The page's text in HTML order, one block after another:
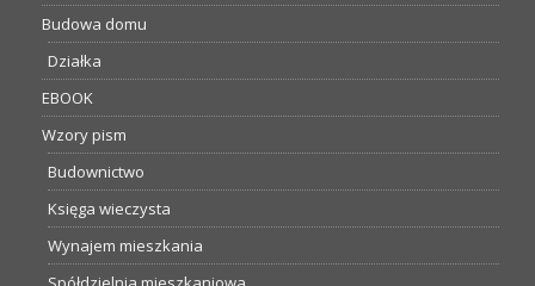
Budowa domu
Działka
EBOOK
Wzory pism
Budownictwo
Księga wieczysta
Wynajem mieszkania